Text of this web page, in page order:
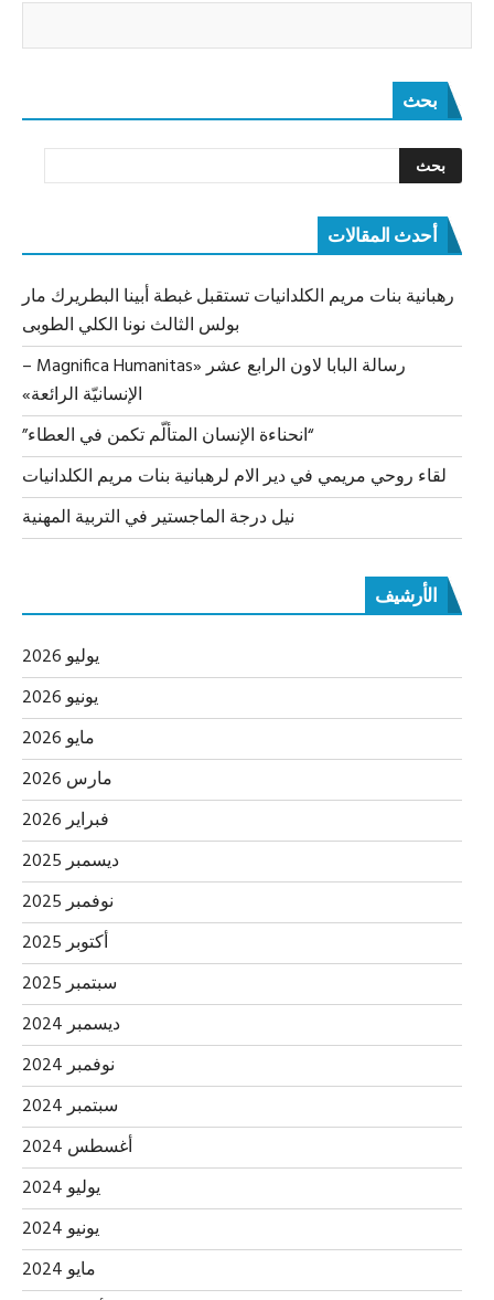
بحث
أحدث المقالات
رهبانية بنات مريم الكلدانيات تستقبل غبطة أبينا البطريرك مار
بولس الثالث نونا الكلي الطوبى
رسالة البابا لاون الرابع عشر «Magnifica Humanitas –
الإنسانيّة الرائعة»
“انحناءة الإنسان المتألّم تكمن في العطاء”
لقاء روحي مريمي في دير الام لرهبانية بنات مريم الكلدانيات
نيل درجة الماجستير في التربية المهنية
الأرشيف
يوليو 2026
يونيو 2026
مايو 2026
مارس 2026
فبراير 2026
ديسمبر 2025
نوفمبر 2025
أكتوبر 2025
سبتمبر 2025
ديسمبر 2024
نوفمبر 2024
سبتمبر 2024
أغسطس 2024
يوليو 2024
يونيو 2024
مايو 2024